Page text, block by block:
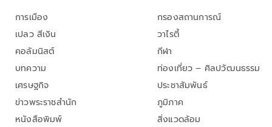
การเมือง
เปลว สีเงิน
คอลัมนิสต์
บทความ
เศรษฐกิจ
ข่าวพระราชสำนัก
หนังสือพิมพ์
กรองสถานการณ์
วาไรตี้
กีฬา
ท่องเที่ยว – ศิลปวัฒนธรรม
ประชาสัมพันธ์
ภูมิภาค
สิ่งแวดล้อม